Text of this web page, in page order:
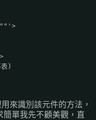
)
來識別該元件的方法，
單我先不顧美觀，直